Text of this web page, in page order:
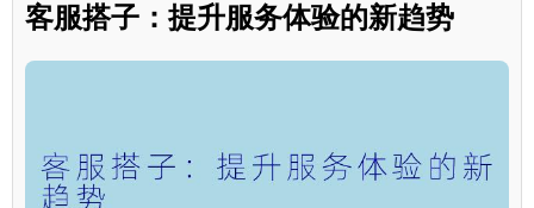
客服搭子：提升服务体验的新趋势